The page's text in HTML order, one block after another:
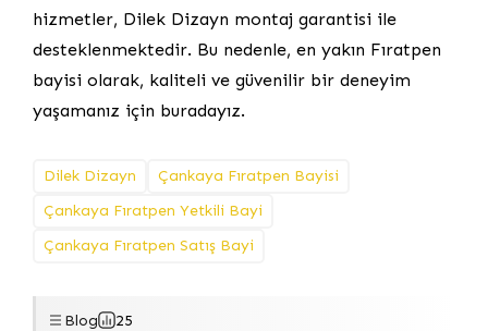
hizmetler, Dilek Dizayn montaj garantisi ile
desteklenmektedir. Bu nedenle, en yakın Fıratpen
bayisi olarak, kaliteli ve güvenilir bir deneyim
yaşamanız için buradayız.
Dilek Dizayn
Çankaya Fıratpen Bayisi
Çankaya Fıratpen Yetkili Bayi
Çankaya Fıratpen Satış Bayi
Blog 25